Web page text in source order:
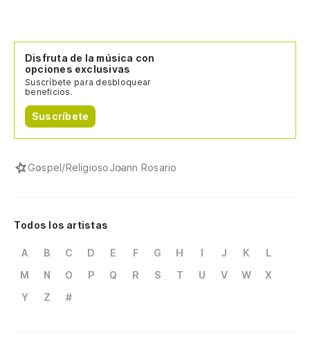
Disfruta de la música con
opciones exclusivas
Suscríbete para desbloquear
beneficios.
Suscríbete
Gospel/ReligiosoJoann Rosario
Todos los artistas
A B C D E F G H I J K
L
M
N O P Q R S T U V W
X
Y
Z #